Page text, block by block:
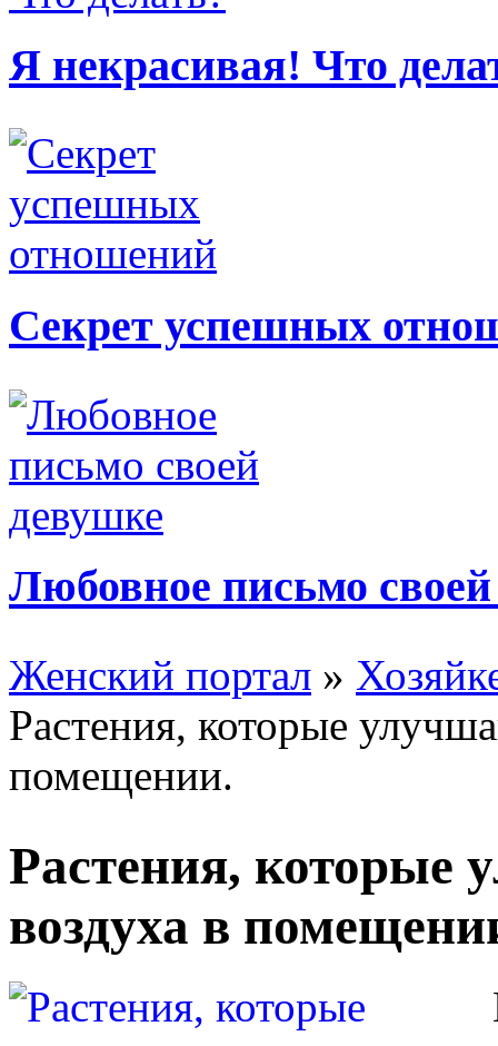
Я некрасивая! Что
Секрет успешных
Любовное письмо
Женский портал »
Растения, которые
помещении.
Растения, которые
воздуха в